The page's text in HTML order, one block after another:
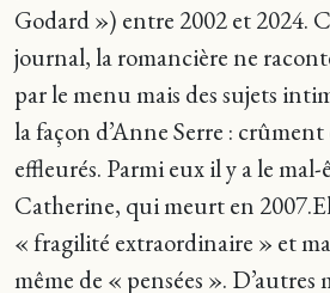
Godard ») entre 2002 et 2024.
journal, la romancière ne
par le menu mais des sujets
la façon d’Anne Serre :
effleurés. Parmi eux il y a le
Catherine, qui meurt en
« fragilité extraordinaire » et
même de « pensées ».